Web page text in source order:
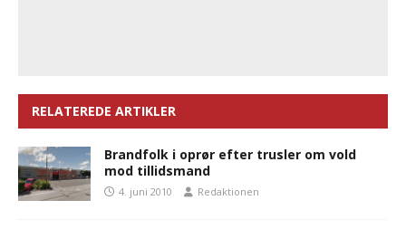
RELATEREDE ARTIKLER
Brandfolk i oprør efter trusler om vold
mod tillidsmand
4. juni 2010 Redaktionen